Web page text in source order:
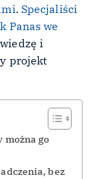
. Specjaliści
Panas we
i
projekt
można go
bez